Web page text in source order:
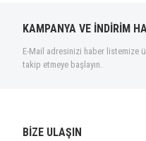
Carolina Herrera (28)
Caron (5)
Chloé (17)
KAMPANYA VE İNDİRİM
E-Mail adresinizi haber listemize
takip etmeye başlayın.
BİZE ULAŞIN